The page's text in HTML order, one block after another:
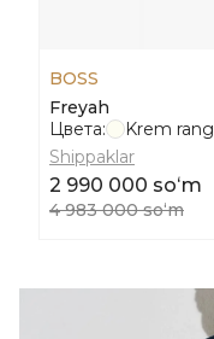
BOSS
Freyah
Цвета:
Krem rang
Shippaklar
2 990 000 soʻm
4 983 000 soʻm